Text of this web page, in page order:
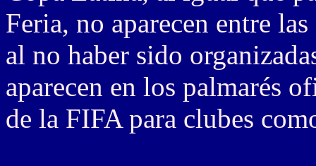
Feria, no aparecen entre
al no haber sido
aparecen en los palmarés
de la FIFA para clubes